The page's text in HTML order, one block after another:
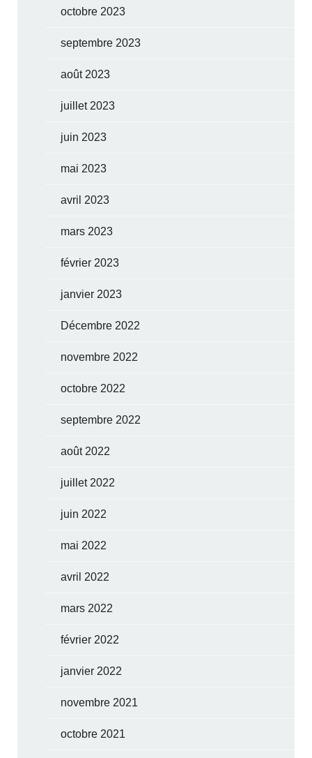
octobre 2023
septembre 2023
août 2023
juillet 2023
juin 2023
mai 2023
avril 2023
mars 2023
février 2023
janvier 2023
Décembre 2022
novembre 2022
octobre 2022
septembre 2022
août 2022
juillet 2022
juin 2022
mai 2022
avril 2022
mars 2022
février 2022
janvier 2022
novembre 2021
octobre 2021